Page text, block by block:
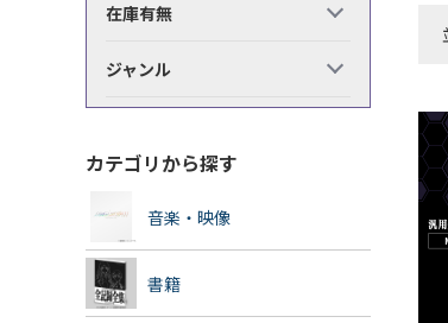
在庫有無
ジャンル
カテゴリから探す
音楽・映像
書籍